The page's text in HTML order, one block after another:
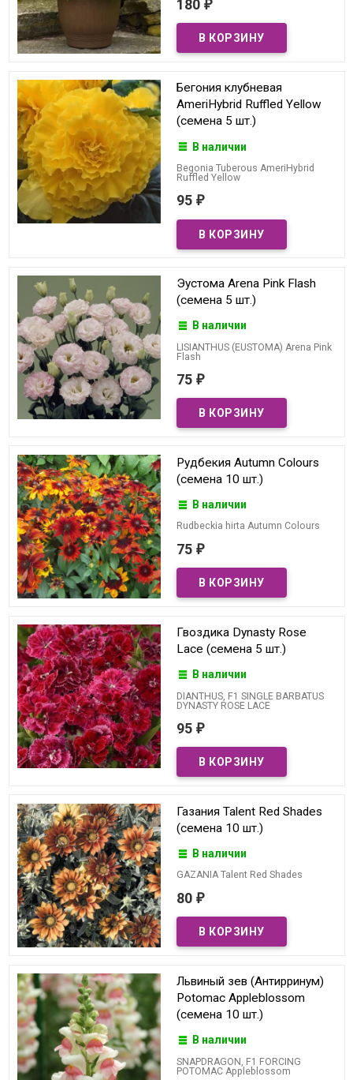
180 ₽
Бегония клубневая
AmeriHybrid Ruffled Yellow
(семена 5 шт.)
В наличии
Begonia Tuberous AmeriHybrid
Ruffled Yellow
95 ₽
Эустома Arena Pink Flash
(семена 5 шт.)
В наличии
LISIANTHUS (EUSTOMA) Arena Pink
Flash
75 ₽
Рудбекия Autumn Colours
(семена 10 шт.)
В наличии
Rudbeckia hirta Autumn Colours
75 ₽
Гвоздика Dynasty Rose
Lace (семена 5 шт.)
В наличии
DIANTHUS, F1 SINGLE BARBATUS
DYNASTY ROSE LACE
95 ₽
Газания Talent Red Shades
(семена 10 шт.)
В наличии
GAZANIA Talent Red Shades
80 ₽
Львиный зев (Антирринум)
Potomac Appleblossom
(семена 10 шт.)
В наличии
SNAPDRAGON, F1 FORCING
POTOMAC Appleblossom